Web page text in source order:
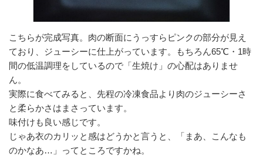
こちらが完成写真。肉の断面にうっすらピンクの部分が見え
ており、ジューシーに仕上がっています。もちろん65℃・1時
間の低温調理をしているので「生焼け」の心配はありませ
ん。
実際に食べてみると、先程の冷凍食品より肉のジューシーさ
と柔らかさはまさっています。
味付けも良い感じです。
じゃあ衣のカリッと感はどうかと言うと、「まあ、こんなも
のかなあ…」ってところですかね。